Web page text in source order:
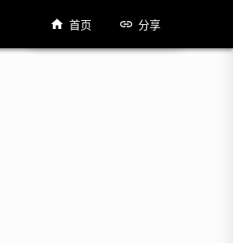
首页 分享